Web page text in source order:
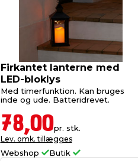
Firkantet lanterne med
LED-bloklys
Med timerfunktion. Kan bruges
inde og ude. Batteridrevet.
78,00pr. stk.
Lev. omk. tillægges
Webshop Butik